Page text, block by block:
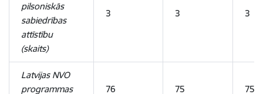
pilsoniskās
sabiedrības
attīstību
(skaits)
3 3 3
Latvijas NVO
programmas
76 75 75